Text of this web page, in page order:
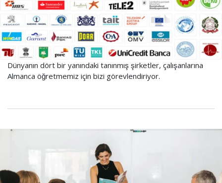
Dünyanın dört bir yanındaki tanınmış şirketler, çalışanlarına
Almanca öğretmemiz için bizi görevlendiriyor.